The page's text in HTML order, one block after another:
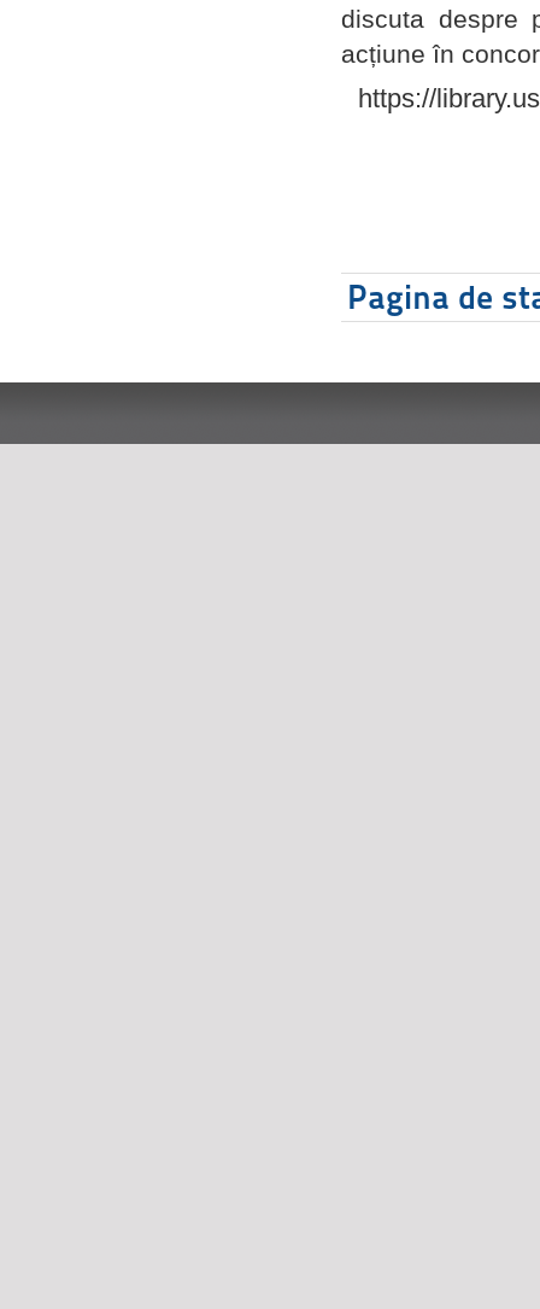
discuta despre
acțiune în
https://
Pagina de